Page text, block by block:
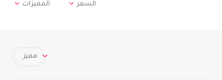
المميزات السعر
مميز